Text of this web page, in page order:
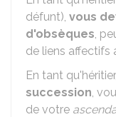
défunt), vous
d'obsèques,
de liens affectifs
En tant qu'héritier,
succession,
de votre